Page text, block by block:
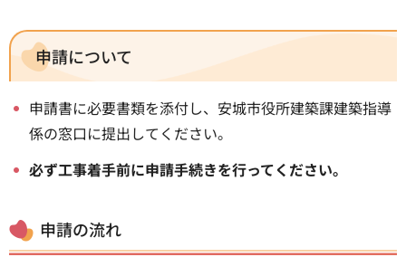
申請について
申請書に必要書類を添付し、安城市役所建築課建築指導
係の窓口に提出してください。
必ず工事着手前に申請手続きを行ってください。
申請の流れ